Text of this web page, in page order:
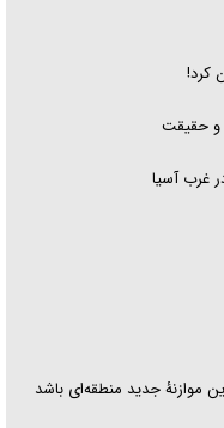
کرد!
و حقیقت
غرب آسیا
موازنۀ جدید منطقه‌ای باشد